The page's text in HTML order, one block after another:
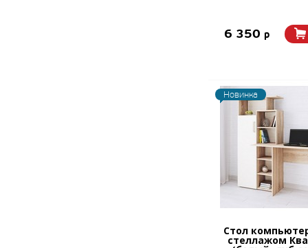
6 350 p
Новинка
Стол
стеллажом